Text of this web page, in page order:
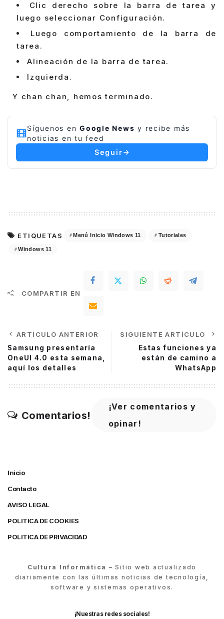
Clic derecho sobre la barra de tarea y
luego seleccionar Configuración.
Luego comportamiento de la barra de
tarea.
Alineación de la barra de tarea.
Izquierda.
Y chan chan, hemos terminado.
Síguenos en Google News y recibe más
noticias en tu feed
Seguir
ETIQUETAS Menú Inicio Windows 11 Tutoriales
Windows 11
COMPARTIR EN
ARTÍCULO ANTERIOR
Samsung presentaría
OneUI 4.0 esta semana,
aquí los detalles
SIGUIENTE ARTÍCULO
Estas funciones ya
están de camino a
WhatsApp
Comentarios!
¡Ver comentarios y
opinar!
Inicio
Contacto
AVISO LEGAL
POLITICA DE COOKIES
POLITICA DE PRIVACIDAD
Cultura Informática – Sitio web actualizado
diariamente con las últimas noticias de tecnología,
software y sistemas operativos.
¡Nuestras redes sociales!